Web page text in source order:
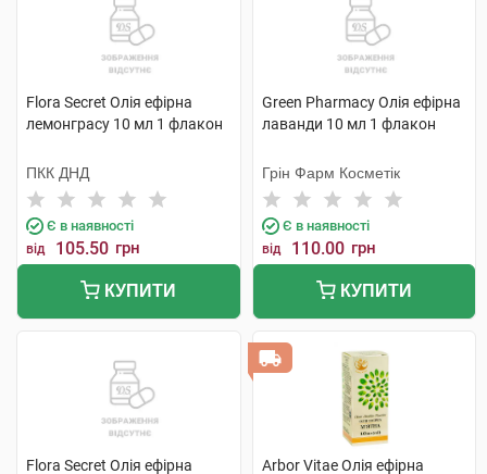
Flora Secret Олія ефірна
лемонграсу 10 мл 1 флакон
ПКК ДНД
Є в наявності
від 105.50 грн
КУПИТИ
Green Pharmacy Олія ефірна
лаванди 10 мл 1 флакон
Грін Фарм Косметік
Є в наявності
від 110.00 грн
КУПИТИ
Flora Secret Олія ефірна Arbor Vitae Олія ефірна